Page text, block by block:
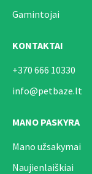
Gamintojai
KONTAKTAI
+370 666 10330
info@petbaze.lt
MANO PASKYRA
Mano užsakymai
Naujienlaiškiai